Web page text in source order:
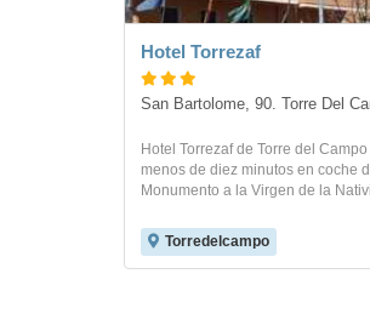
Hotel Torrezaf
San Bartolome, 90. Torre Del
Hotel Torrezaf de Torre del
menos de diez minutos en coche
Monumento a la Virgen de la
Torredelcampo